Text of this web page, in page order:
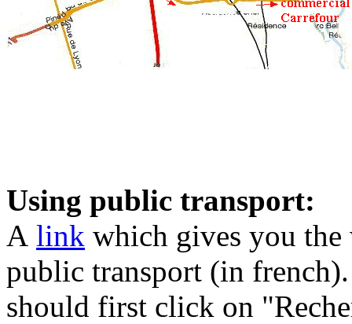
Using public transport:
A link which gives you the
public transport (in
should first click on